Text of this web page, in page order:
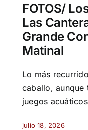
FOTOS/
Las
Grande
Matinal
Lo más
caballo, aunque
juegos
julio 18, 2026